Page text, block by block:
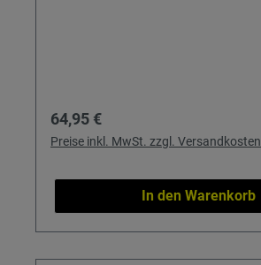
Regulärer Preis:
64,95 €
Preise inkl. MwSt. zzgl. Versandkosten
In den Warenkorb